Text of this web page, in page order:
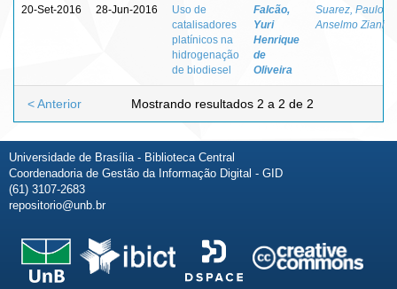
20-Set-2016 28-Jun-2016
Uso de
catalisadores
platínicos na
hidrogenação
de biodiesel
Falcão,
Yuri
Henrique
de
Oliveira
Suarez, Paulo
Anselmo Ziani
Mostrando resultados 2 a 2 de 2
< Anterior
Universidade de Brasília - Biblioteca Central
Coordenadoria de Gestão da Informação Digital - GID
(61) 3107-2683
repositorio@unb.br